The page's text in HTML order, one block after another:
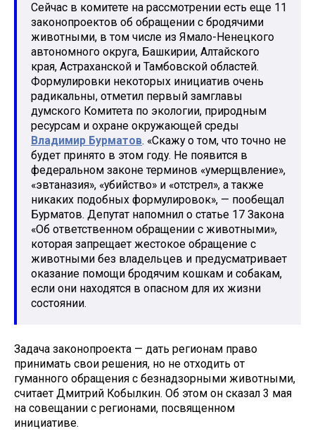
Сейчас в комитете на рассмотрении есть еще 11
законопроектов об обращении с бродячими
животными, в том числе из Ямало-Ненецкого
автономного округа, Башкирии, Алтайского
края, Астраханской и Тамбовской областей.
Формулировки некоторых инициатив очень
радикальны, отметил первый замглавы
думского Комитета по экологии, природным
ресурсам и охране окружающей среды
Владимир Бурматов. «Скажу о том, что точно не
будет принято в этом году. Не появится в
федеральном законе терминов «умерщвление»,
«эвтаназия», «убийство» и «отстрел», а также
никаких подобных формулировок», — пообещал
Бурматов. Депутат напомнил о статье 17 Закона
«Об ответственном обращении с животными»,
которая запрещает жестокое обращение с
животными без владельцев и предусматривает
оказание помощи бродячим кошкам и собакам,
если они находятся в опасном для их жизни
состоянии.
Задача законопроекта — дать регионам право
принимать свои решения, но не отходить от
гуманного обращения с безнадзорными животными,
считает Дмитрий Кобылкин. Об этом он сказал 3 мая
на совещании с регионами, посвященном
инициативе.